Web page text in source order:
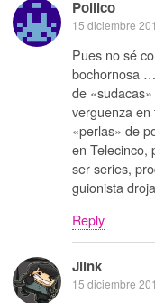
Pollico
15 diciembre
Pues no sé
bochornosa
de
verguenza
«perlas» de
en Telecinco,
ser series,
guionista
Reply
Jlink
15 diciembre